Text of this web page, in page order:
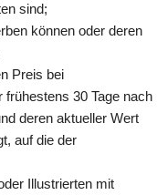
sind;
können oder deren
Preis bei
30 Tage nach
deren aktueller Wert
auf die der
Illustrierten mit